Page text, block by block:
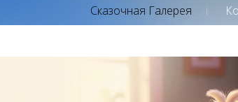
Сказочная Галерея